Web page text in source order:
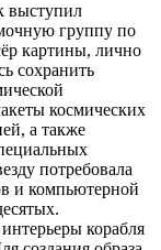
выступил
группу по
картины, лично
сохранить
космических
а также
потребовала
и компьютерной
корабля